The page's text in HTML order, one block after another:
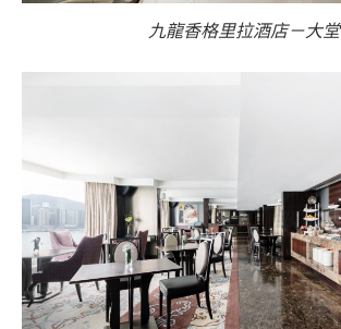
九龍香格里拉酒店－大堂